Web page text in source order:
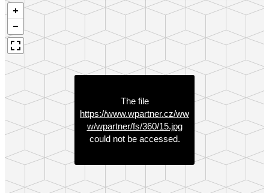
The file
https://www.wpartner.cz/ww
w/wpartner/fs/360/15.jpg
could not be accessed.